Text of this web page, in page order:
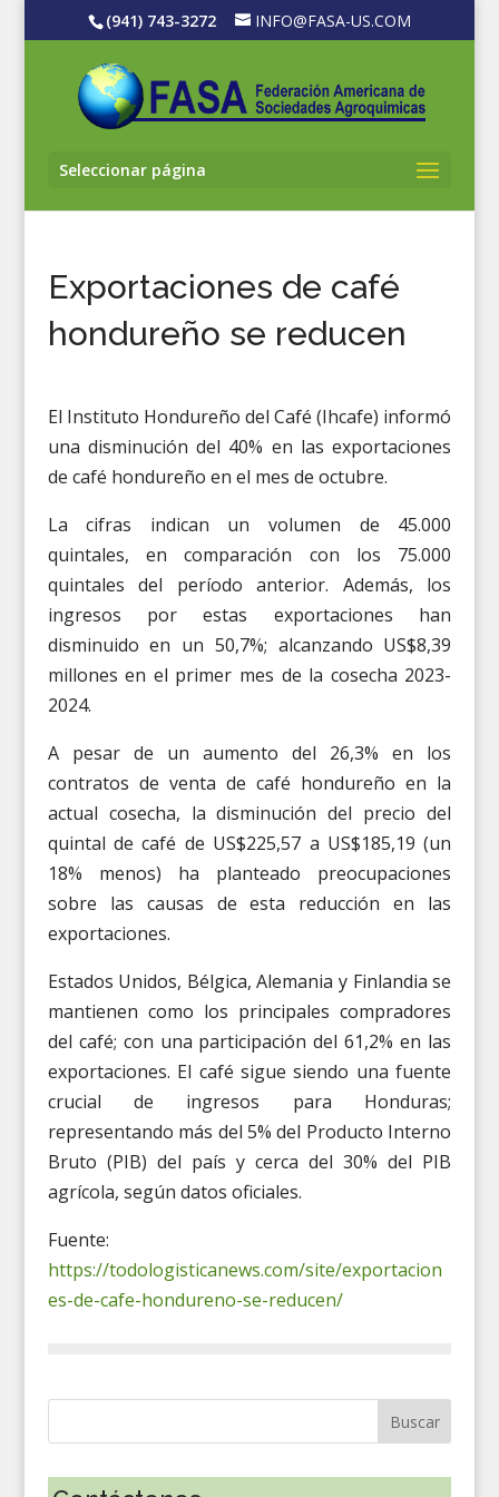
(941) 743-3272 INFO@FASA-US.COM
Seleccionar página
Exportaciones de café
hondureño se reducen
El Instituto Hondureño del Café (Ihcafe) informó
una disminución del 40% en las exportaciones
de café hondureño en el mes de octubre.
La cifras indican un volumen de 45.000
quintales, en comparación con los 75.000
quintales del período anterior. Además, los
ingresos por estas exportaciones han
disminuido en un 50,7%; alcanzando US$8,39
millones en el primer mes de la cosecha 2023-
2024.
A pesar de un aumento del 26,3% en los
contratos de venta de café hondureño en la
actual cosecha, la disminución del precio del
quintal de café de US$225,57 a US$185,19 (un
18% menos) ha planteado preocupaciones
sobre las causas de esta reducción en las
exportaciones.
Estados Unidos, Bélgica, Alemania y Finlandia se
mantienen como los principales compradores
del café; con una participación del 61,2% en las
exportaciones. El café sigue siendo una fuente
crucial de ingresos para Honduras;
representando más del 5% del Producto Interno
Bruto (PIB) del país y cerca del 30% del PIB
agrícola, según datos oficiales.
Fuente:
https://todologisticanews.com/site/exportacion
es-de-cafe-hondureno-se-reducen/